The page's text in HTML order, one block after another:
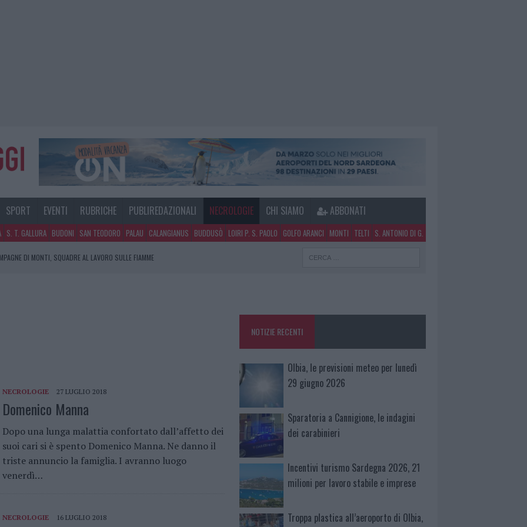
SPORT EVENTI RUBRICHE PUBLIREDAZIONALI NECROLOGIE CHI SIAMO ABBONATI
S. T. GALLURA BUDONI SAN TEODORO PALAU CALANGIANUS BUDDUSÒ LOIRI P. S. PAOLO GOLFO ARANCI MONTI TELTI S. ANTONIO DI G.
DI MONTI, SQUADRE AL LAVORO SULLE FIAMME
E GUARDIE MEDICHE IN GALLURA, TRA DENUNCE E RASSICURAZIONI
NEL COMMISSARIATO CI SONO 37 GRADI
NECROLOGIE 27 LUGLIO 2018
Domenico Manna
Dopo una lunga malattia confortato dall’affetto dei
suoi cari si è spento Domenico Manna. Ne danno il
triste annuncio la famiglia. I avranno luogo
venerdì…
NECROLOGIE 16 LUGLIO 2018
NOTIZIE RECENTI
Olbia, le previsioni meteo per lunedì
29 giugno 2026
Sparatoria a Cannigione, le indagini
dei carabinieri
Incentivi turismo Sardegna 2026, 21
milioni per lavoro stabile e imprese
Troppa plastica all’aeroporto di Olbia,